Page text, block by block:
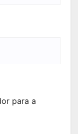
para a